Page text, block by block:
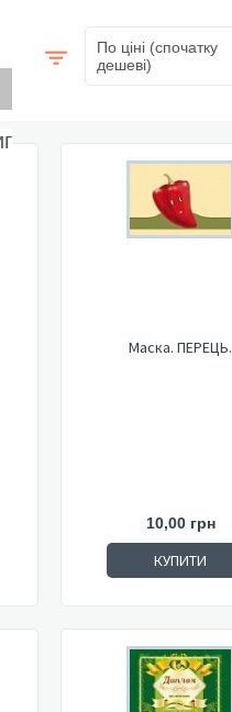
По ціні (спочатку
дешеві)
Маска. ПЕРЕЦЬ.
10,00 грн
КУПИТИ